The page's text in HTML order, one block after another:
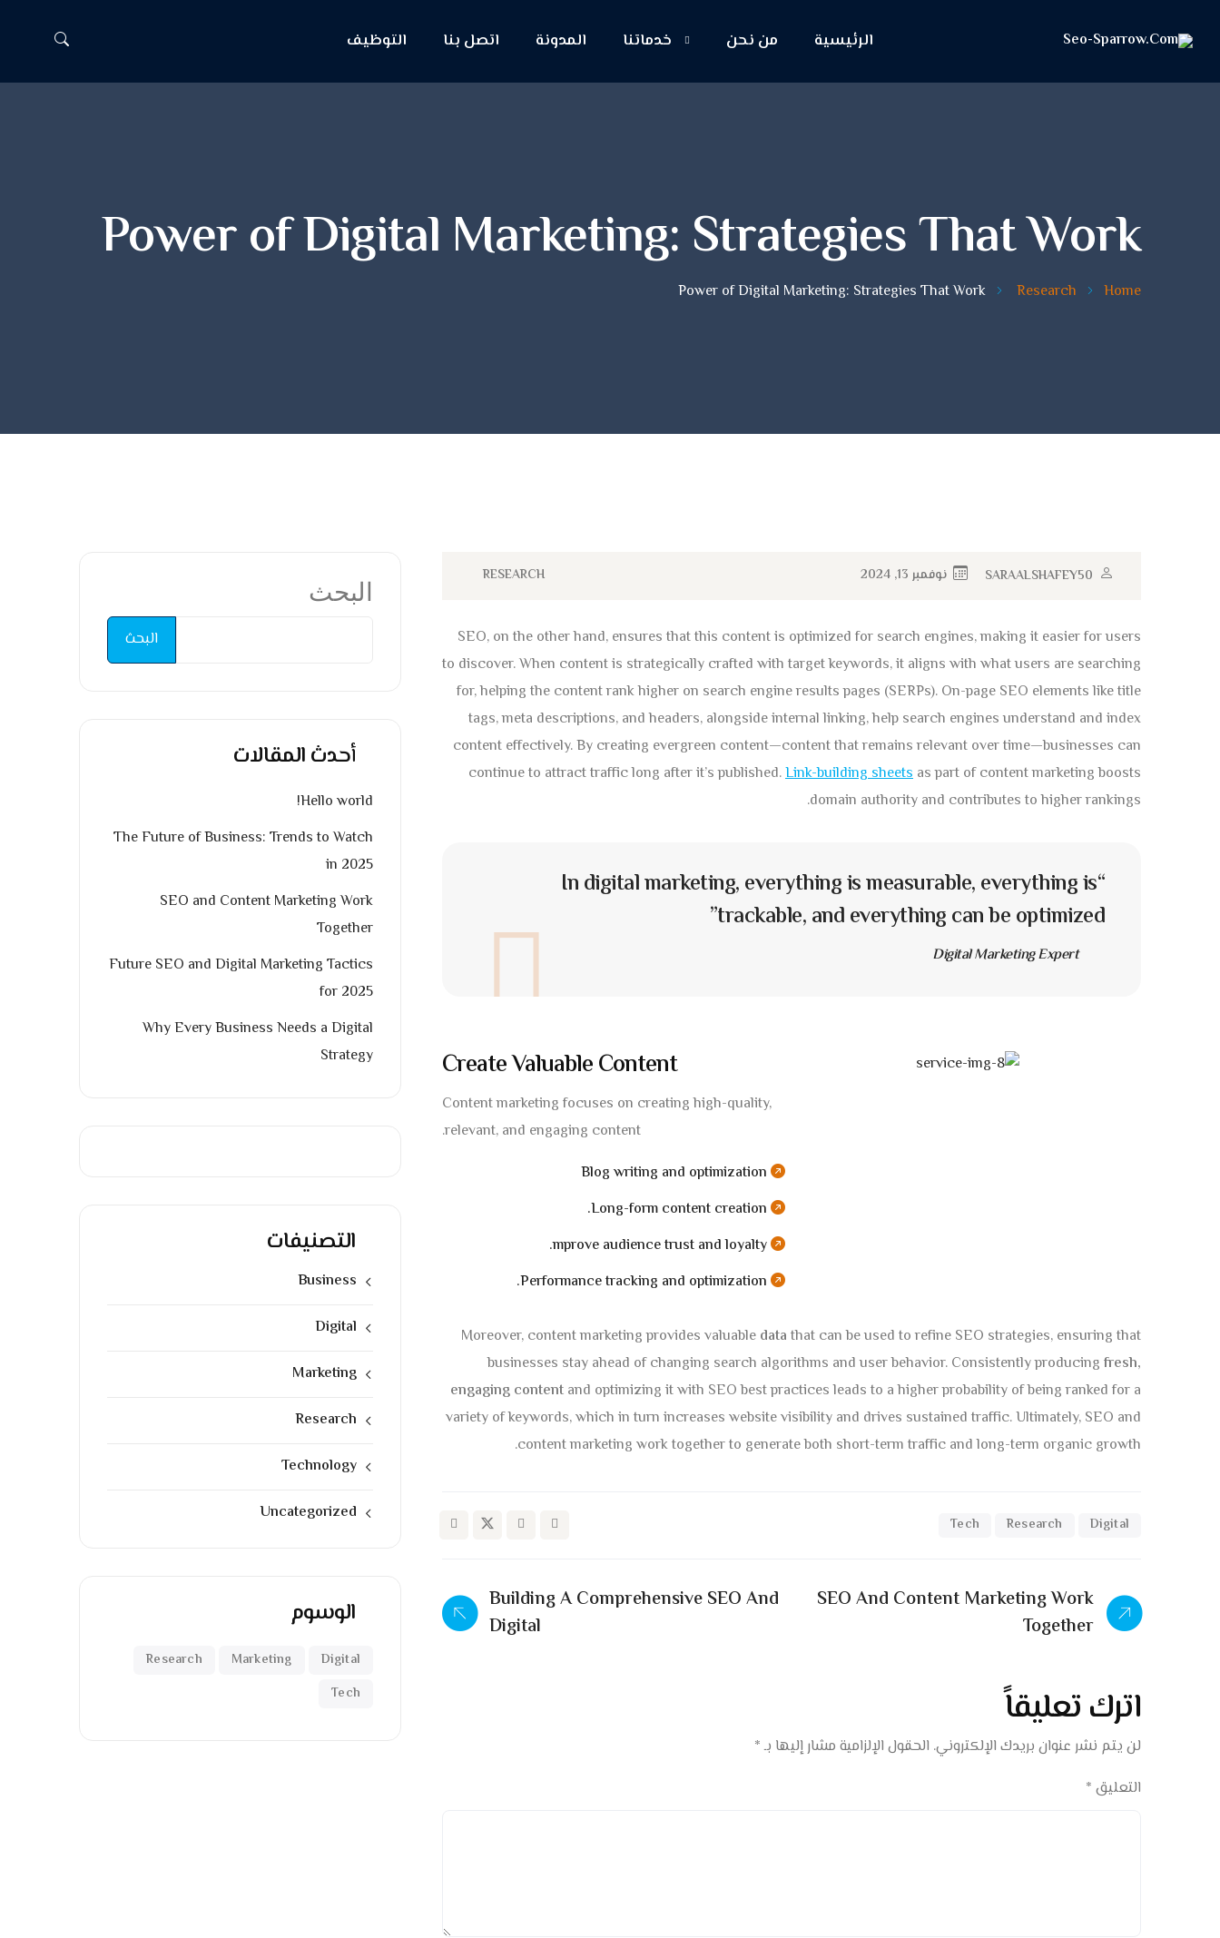
الرئيسية من نحن خدماتنا المدونة اتصل بنا التوظيف
Power of Digital Marketing: Strategies That Work
Home
Research
Power of Digital Marketing: Strategies That Work
SARAALSHAFEY50 نوفمبر 13, 2024 RESEARCH
SEO, on the other hand, ensures that this content is optimized for search engines, making it easier for users
to discover. When content is strategically crafted with target keywords, it aligns with what users are searching
for, helping the content rank higher on search engine results pages (SERPs). On-page SEO elements like title
tags, meta descriptions, and headers, alongside internal linking, help search engines understand and index
content effectively. By creating evergreen content—content that remains relevant over time—businesses can
continue to attract traffic long after it’s published.Link-building sheets as part of content marketing boosts
domain authority and contributes to higher rankings.
“In digital marketing, everything is measurable, everything is
trackable, and everything can be optimized”
Digital Marketing Expert
Create Valuable Content
Content marketing focuses on creating high-quality,
relevant, and engaging content.
Blog writing and optimization
Long-form content creation.
mprove audience trust and loyalty.
Performance tracking and optimization.
Moreover, content marketing provides valuable data that can be used to refine SEO strategies, ensuring that
businesses stay ahead of changing search algorithms and user behavior. Consistently producing fresh,
engaging content and optimizing it with SEO best practices leads to a higher probability of being ranked for a
variety of keywords, which in turn increases website visibility and drives sustained traffic. Ultimately, SEO and
content marketing work together to generate both short-term traffic and long-term organic growth.
Digital
Research
Tech
Building A Comprehensive SEO And
Digital
SEO And Content Marketing Work
Together
اترك تعليقاً
لن يتم نشر عنوان بريدك الإلكتروني. الحقول الإلزامية مشار إليها بـ*
التعليق *
البحث
البحث
أحدث المقالات
Hello world!
The Future of Business: Trends to Watch
in 2025
SEO and Content Marketing Work
Together
Future SEO and Digital Marketing Tactics
for 2025
Why Every Business Needs a Digital
Strategy
التصنيفات
Business
Digital
Marketing
Research
Technology
Uncategorized
الوسوم
Digital
Marketing
Research
Tech